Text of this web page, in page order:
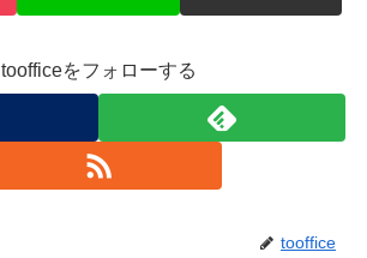
toofficeをフォローする
tooffice